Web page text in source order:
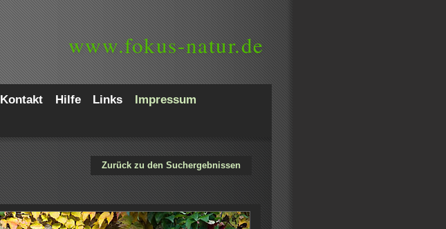
www.fokus-natur.de
Kontakt Hilfe Links
Impressum
Zurück zu den Suchergebnissen